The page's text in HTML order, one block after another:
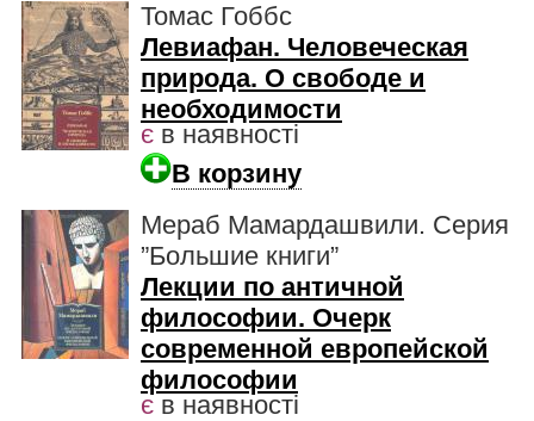
Томас Гоббс
Левиафан. Человеческая
природа. О свободе и
необходимости
є в наявності
В корзину
Мераб Мамардашвили. Серия
”Большие книги”
Лекции по античной
философии. Очерк
современной европейской
философии
є в наявності